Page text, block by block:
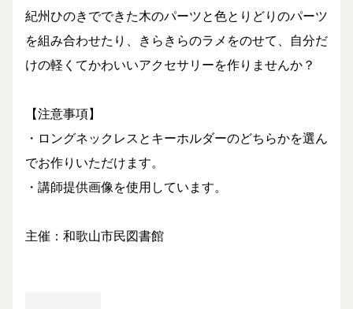
紀州ひのきでできた木のパーツと色とりどりのパーツ
を組み合わせたり、きらきらのラメをのせて、自分だ
けの軽くてかわいいアクセサリーを作りませんか？
【注意事項】
・ロングネックレスとキーホルダーのどちらかを選ん
でお作りいただけます。
・講師提供画像を使用しています。
主催：和歌山市民図書館